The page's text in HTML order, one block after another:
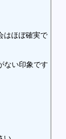
はほぼ確実で
ない印象です